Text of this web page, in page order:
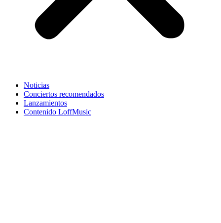
Noticias
Conciertos recomendados
Lanzamientos
Contenido LoffMusic